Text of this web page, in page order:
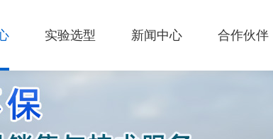
实验选型 新闻中心 合作伙伴